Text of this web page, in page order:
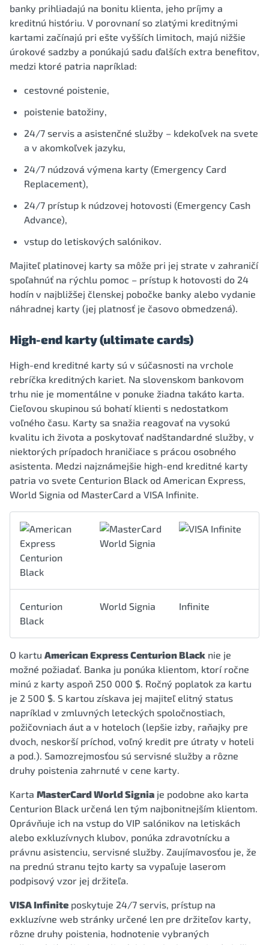
banky prihliadajú na bonitu klienta, jeho príjmy a
kreditnú históriu. V porovnaní so zlatými kreditnými
kartami začínajú pri ešte vyšších limitoch, majú nižšie
úrokové sadzby a ponúkajú sadu ďalších extra benefitov,
medzi ktoré patria napríklad:
cestovné poistenie,
poistenie batožiny,
24/7 servis a asistenčné služby – kdekoľvek na svete
a v akomkoľvek jazyku,
24/7 núdzová výmena karty (Emergency Card
Replacement),
24/7 prístup k núdzovej hotovosti (Emergency Cash
Advance),
vstup do letiskových salónikov.
Majiteľ platinovej karty sa môže pri jej strate v zahraničí
spoľahnúť na rýchlu pomoc – prístup k hotovosti do 24
hodín v najbližšej členskej pobočke banky alebo vydanie
náhradnej karty (jej platnosť je časovo obmedzená).
High-end karty (ultimate cards)
High-end kreditné karty sú v súčasnosti na vrchole
rebríčka kreditných kariet. Na slovenskom bankovom
trhu nie je momentálne v ponuke žiadna takáto karta.
Cieľovou skupinou sú bohatí klienti s nedostatkom
voľného času. Karty sa snažia reagovať na vysokú
kvalitu ich života a poskytovať nadštandardné služby, v
niektorých prípadoch hraničiace s prácou osobného
asistenta. Medzi najznámejšie high-end kreditné karty
patria vo svete Centurion Black od American Express,
World Signia od MasterCard a VISA Infinite.
Centurion
Black
World Signia Infinite
O kartu American Express Centurion Black nie je
možné požiadať. Banka ju ponúka klientom, ktorí ročne
minú z karty aspoň 250 000 $. Ročný poplatok za kartu
je 2 500 $. S kartou získava jej majiteľ elitný status
napríklad v zmluvných leteckých spoločnostiach,
požičovniach áut a v hoteloch (lepšie izby, raňajky pre
dvoch, neskorší príchod, voľný kredit pre útraty v hoteli
a pod.). Samozrejmosťou sú servisné služby a rôzne
druhy poistenia zahrnuté v cene karty.
Karta MasterCard World Signia je podobne ako karta
Centurion Black určená len tým najbonitnejším klientom.
Oprávňuje ich na vstup do VIP salónikov na letiskách
alebo exkluzívnych klubov, ponúka zdravotnícku a
právnu asistenciu, servisné služby. Zaujímavosťou je, že
na prednú stranu tejto karty sa vypaľuje laserom
podpisový vzor jej držiteľa.
VISA Infinite poskytuje 24/7 servis, prístup na
exkluzívne web stránky určené len pre držiteľov karty,
rôzne druhy poistenia, hodnotenie vybraných